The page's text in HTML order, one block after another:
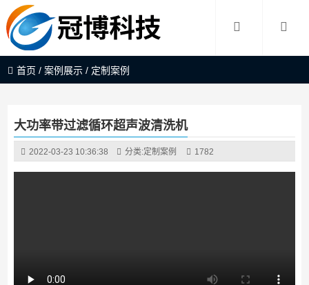
首页 /案例展示 / 定制案例
大功率带过滤循环超声波清洗机
2022-03-23 10:36:38 分类:定制案例 1782